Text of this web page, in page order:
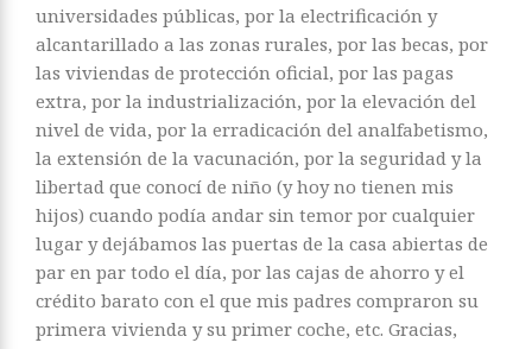
universidades públicas, por la electrificación y
alcantarillado a las zonas rurales, por las becas, por
las viviendas de protección oficial, por las pagas
extra, por la industrialización, por la elevación del
nivel de vida, por la erradicación del analfabetismo,
la extensión de la vacunación, por la seguridad y la
libertad que conocí de niño (y hoy no tienen mis
hijos) cuando podía andar sin temor por cualquier
lugar y dejábamos las puertas de la casa abiertas de
par en par todo el día, por las cajas de ahorro y el
crédito barato con el que mis padres compraron su
primera vivienda y su primer coche, etc. Gracias,